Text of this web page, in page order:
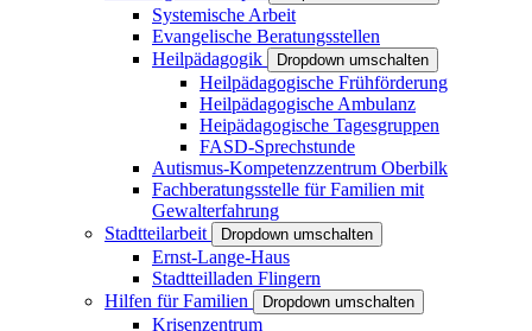
Systemische Arbeit
Evangelische Beratungsstellen
Heilpädagogik
Dropdown umschalten
Heilpädagogische Frühförderung
Heilpädagogische Ambulanz
Heipädagogische Tagesgruppen
FASD-Sprechstunde
Autismus-Kompetenzzentrum Oberbilk
Fachberatungsstelle für Familien mit
Gewalterfahrung
Stadtteilarbeit
Dropdown umschalten
Ernst-Lange-Haus
Stadtteilladen Flingern
Hilfen für Familien
Dropdown umschalten
Krisenzentrum